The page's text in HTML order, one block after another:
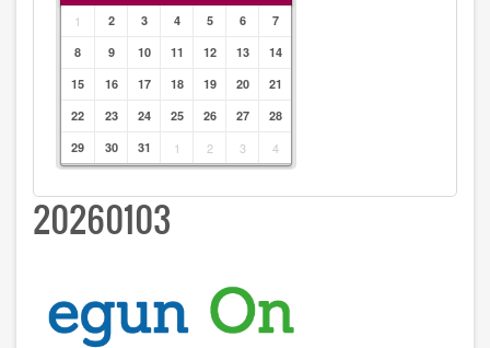
1 2 3 4 5 6
7
8
9 10 11 12 13
14
15
16 17 18 19 20
21
22
23 24 25 26 27
28
29
30 31 1 2 3 4
20260103